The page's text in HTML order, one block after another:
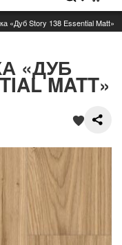
«Дуб Story 138 Essential Matt»
«ДУБ
MATT»